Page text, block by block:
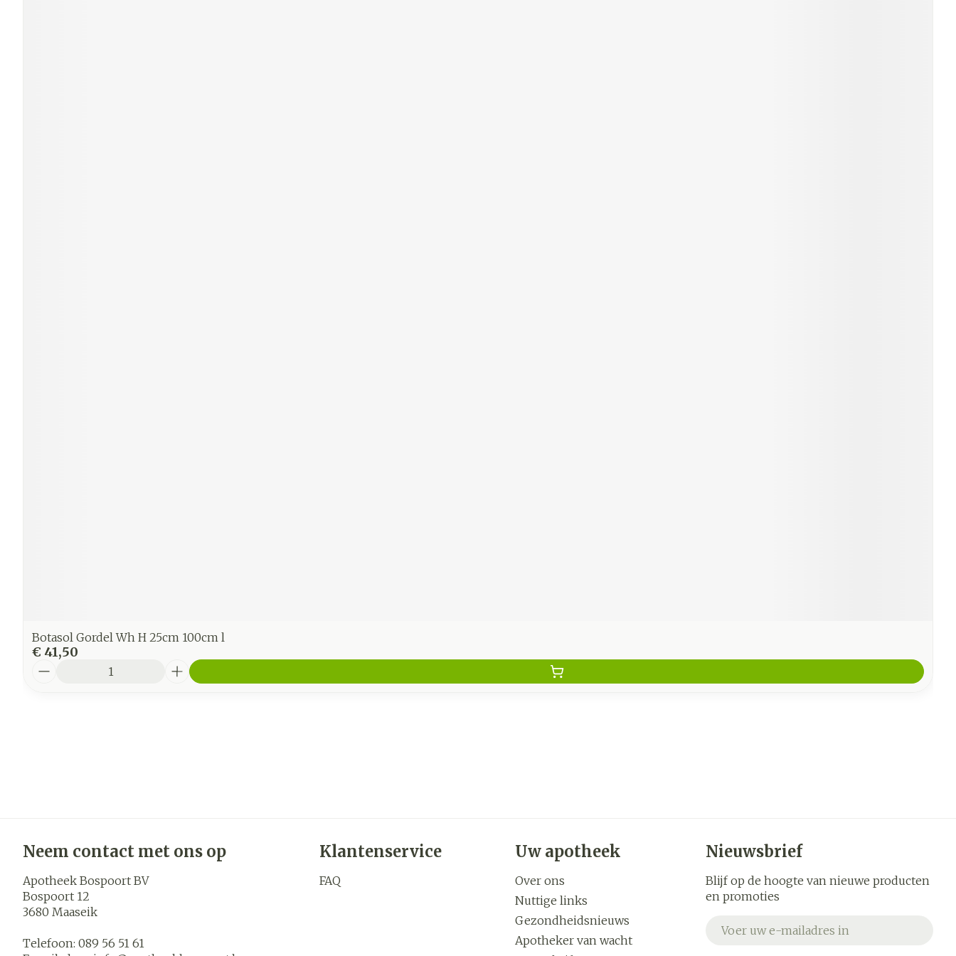
Botasol Gordel Wh H 25cm 100cm l
€ 41,50
Neem contact met ons op
Apotheek Bospoort BV
Bospoort 12
3680 Maaseik
Telefoon: 089 56 51 61
Klantenservice
FAQ
Uw apotheek
Over ons
Nuttige links
Gezondheidsnieuws
Apotheker van wacht
Nieuwsbrief
Blijf op de hoogte van nieuwe producten
en promoties